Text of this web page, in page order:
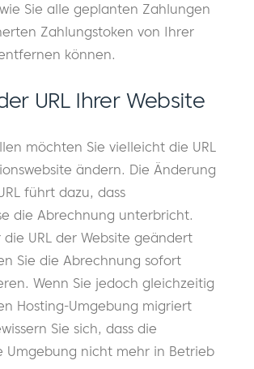
Sie alle geplanten Zahlungen
Zahlungstoken von Ihrer
können.
URL Ihrer Website
möchten Sie vielleicht die URL
ändern. Die Änderung
führt dazu, dass
die Abrechnung unterbricht.
die URL der Website geändert
Sie die Abrechnung sofort
Wenn Sie jedoch gleichzeitig
Hosting-Umgebung migriert
Sie sich, dass die
Umgebung nicht mehr in Betrieb